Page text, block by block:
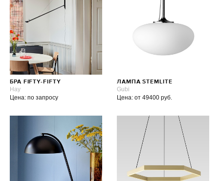
БРА FIFTY-FIFTY
Hay
Цена: по запросу
ЛАМПА STEMLITE
Gubi
Цена: от 49400 руб.